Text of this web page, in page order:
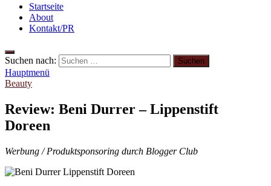
Startseite
About
Kontakt/PR
Suchen nach:
Hauptmenü
Beauty
Review: Beni Durrer – Lippenstift
Doreen
Werbung / Produktsponsoring durch Blogger Club